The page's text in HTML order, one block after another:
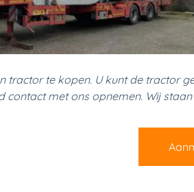
tractor te kopen. U kunt de tractor
contact met ons opnemen. Wij